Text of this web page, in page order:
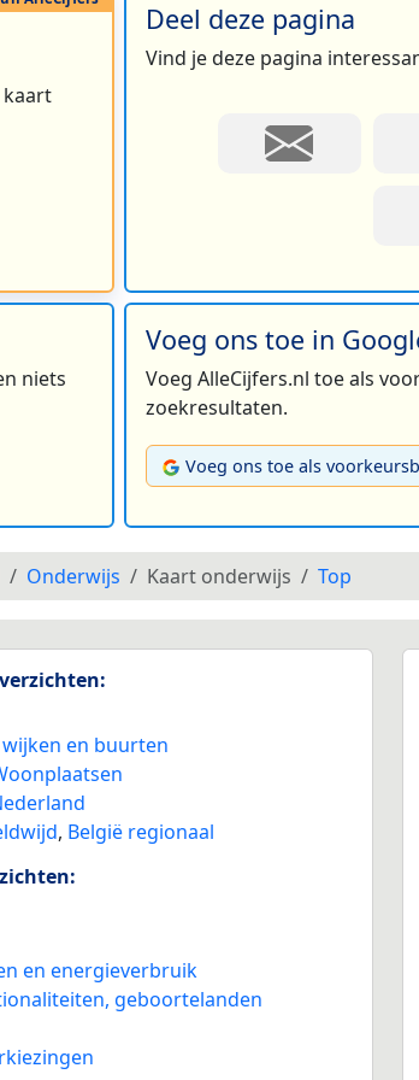
kaart
Deel deze pagina
Vind je deze pagina
niets
Voeg ons toe in
Voeg AlleCijfers.nl toe als
zoekresultaten.
Voeg ons toe als
Onderwijs Kaart onderwijs Top
en buurten
, België regionaal
en energieverbruik
geboortelanden